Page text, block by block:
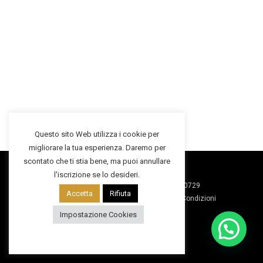
2025 ©Macko Inv. Srl | P.IVA: 07979690729
Privacy Policy
Cookies Policy Termini e Condizioni
Questo sito Web utilizza i cookie per
migliorare la tua esperienza. Daremo per
scontato che ti stia bene, ma puoi annullare
l'iscrizione se lo desideri.
Accetta Rifiuta
Impostazione Cookies